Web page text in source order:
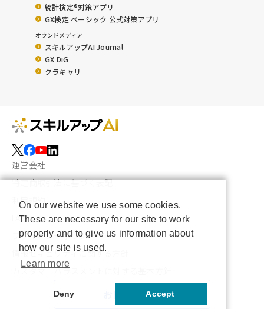
統計検定®︎対策アプリ
GX検定 ベーシック 公式対策アプリ
オウンドメディア
スキルアップAI Journal
GX DiG
クラキャリ
運営会社
特定商取引法に基づく表記
利用規約
FAQ
プライバシーポリシー
情報セキュリティに関する方針
カスタマーハラスメントに対する基本方針
お問い合わせ
On our website we use some cookies.
These are necessary for our site to work
properly and to give us information about
how our site is used.
Learn more
Deny Accept